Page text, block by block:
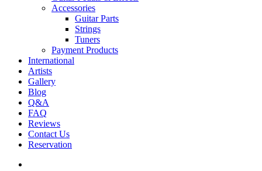
Accessories
Guitar Parts
Strings
Tuners
Payment Products
International
Artists
Gallery
Blog
Q&A
FAQ
Reviews
Contact Us
Reservation